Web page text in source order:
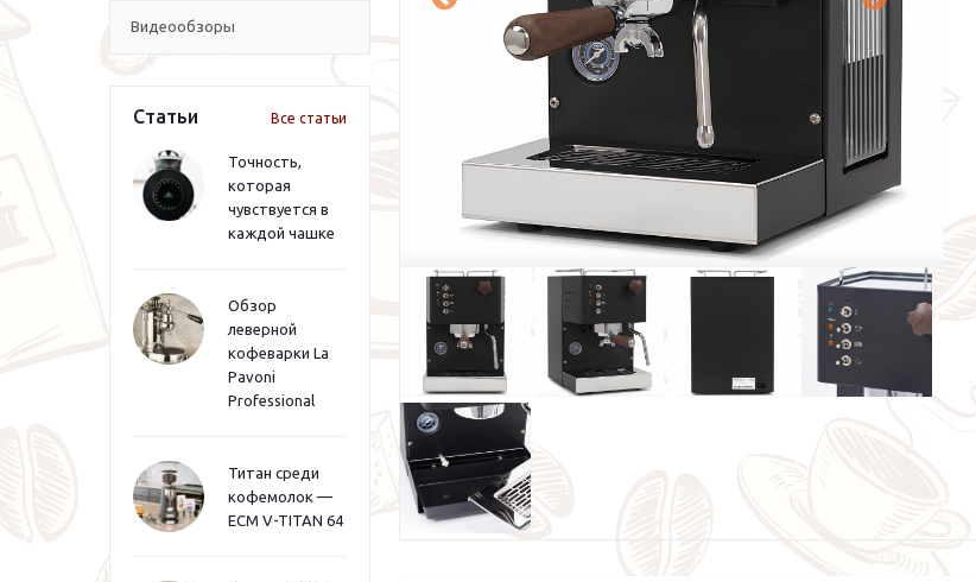
Видеообзоры
Статьи Все статьи
Точность,
которая
чувствуется в
каждой чашке
Обзор
леверной
кофеварки La
Pavoni
Professional
Титан среди
кофемолок —
ECM V-TITAN 64